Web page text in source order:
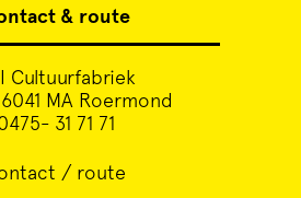
& route
Cultuurfabriek
6041 MA Roermond
31 71 71
/ route